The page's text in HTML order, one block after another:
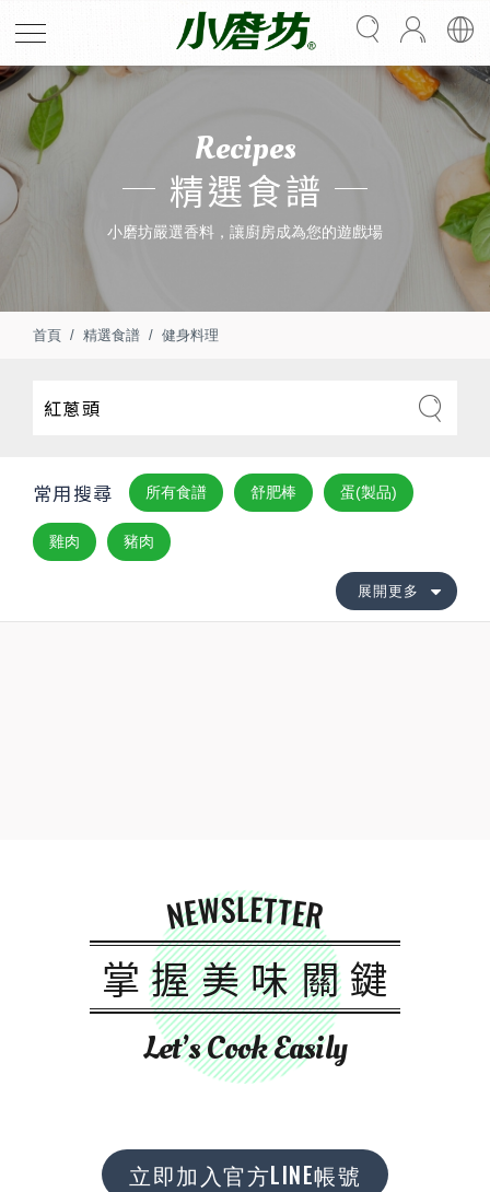
Recipes
精選食譜
小磨坊嚴選香料，讓廚房成為您的遊戲場
首頁 精選食譜 健身料理
常用搜尋 所有食譜 舒肥棒 蛋(製品)
雞肉 豬肉
展開更多
NEWSLETTER
掌握美味關鍵
Let’s Cook Easily
立即加入官方LINE帳號